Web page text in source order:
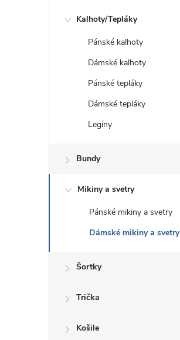
Kalhoty/Tepláky
Pánské kalhoty
Dámské kalhoty
Pánské tepláky
Dámské tepláky
Legíny
Bundy
Mikiny a svetry
Pánské mikiny a svetry
Dámské mikiny a svetry
Šortky
Trička
Košile